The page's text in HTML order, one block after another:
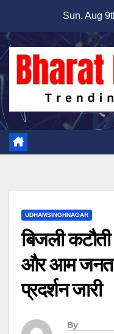
content
Sun. Aug
UDHAMSINGHNAGAR
बिजली
और आम जनता
प्रदर्शन जारी
By